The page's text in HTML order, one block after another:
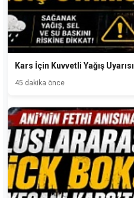
Kars İçin Kuvvetli Yağış Uyarısı
45 dakika önce